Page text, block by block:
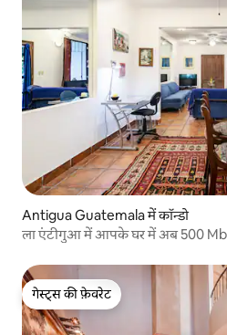
Antigua Guatemala में कॉन्डो
ला एंटीगुआ में आपके घर में अब 500
गेस्ट्स की फ़ेवरेट
गेस्ट्स की फ़ेवरेट